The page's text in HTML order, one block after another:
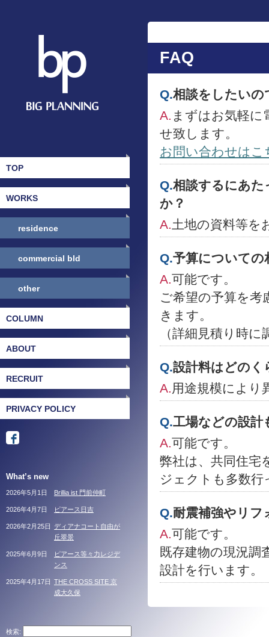
TOP
WORKS
residence
commercial bld
other
COLUMN
ABOUT
RECRUIT
PRIVACY POLICY
What’s new
Brillia ist 門前仲町
2026年5月1日
ピアース日吉
2026年4月7日
ディアナコート自由が
丘翠景
2026年2月25日
ピアース等々力レジデ
ンス
2025年6月9日
THE CROSS SITE 京
成大久保
2025年4月17日
検索:
FAQ
Q.相談をしたい
A. まずはお気軽に
せ致します。
お問い合わせはこ
Q.相談するにあた
か？
A.土地の資料等を
Q.予算についての
A.可能です。
ご希望の予算を考
きます。
（詳細見積り時
Q.設計料はどのく
A.用途規模により
Q.工場などの設計
A.可能です。
弊社は、共同住宅
ジェクトも多数
Q.耐震補強やリ
A.可能です。
既存建物の現況調
設計を行います。